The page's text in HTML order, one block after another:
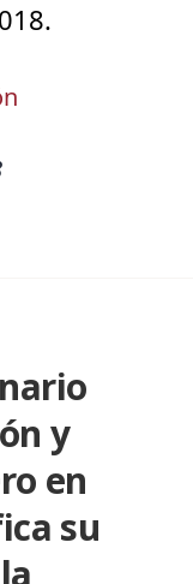
y
en
su